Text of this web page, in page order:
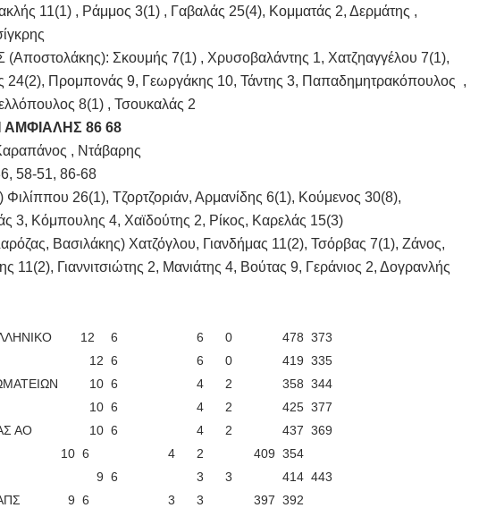
11(1) , Ράμμος 3(1) , Γαβαλάς 25(4), Κομματάς 2, Δερμάτης ,
Σκουμής 7(1) , Χρυσοβαλάντης 1, Χατζηαγγέλου 7(1),
24(2), Προμπονάς 9, Γεωργάκης 10, Τάντης 3, Παπαδημητρακόπουλος ,
8(1) , Τσουκαλάς 2
86 68
, Ντάβαρης
58-51, 86-68
26(1), Τζορτζοριάν, Αρμανίδης 6(1), Κούμενος 30(8),
3, Κόμπουλης 4, Χαϊδούτης 2, Ρίκος, Καρελάς 15(3)
Βασιλάκης) Χατζόγλου, Γιανδήμας 11(2), Τσόρβας 7(1), Ζάνος,
11(2), Γιαννιτσιώτης 2, Μανιάτης 4, Βούτας 9, Γεράνιος 2, Δογρανλής
12 6 6 0 478 373
12 6 6 0 419 335
10 6 4 2 358 344
10 6 4 2 425 377
ΑΟ 10 6 4 2 437 369
10 6 4 2 409 354
9 6 3 3 414 443
9 6 3 3 397 392